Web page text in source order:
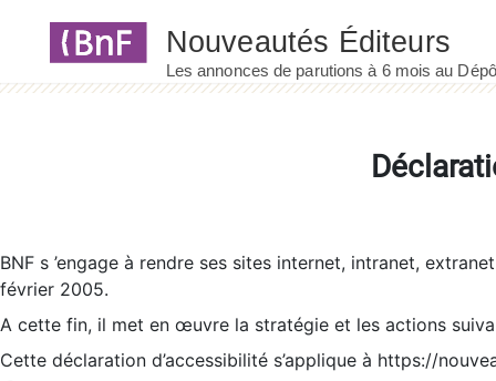
BNF s ’engage à rendre ses sites internet, intranet,
février 2005.
A cette fin, il met en œuvre la stratégie et les actions
Cette déclaration d’accessibilité s’applique à https://